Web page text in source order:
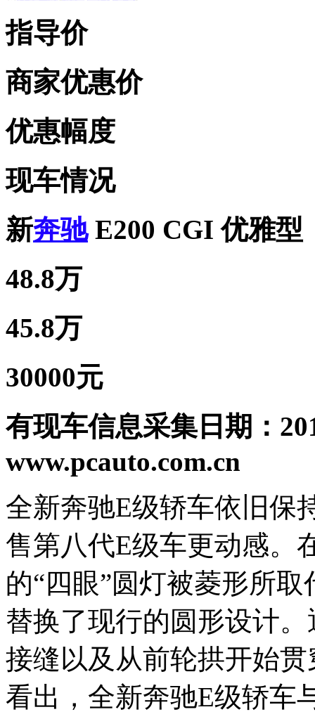
指导价
商家优惠价
优惠幅度
现车情况
新奔驰E200 CGI 优雅型
48.8万
45.8万
30000元
有现车信息采集日期：
www.pcauto.com.cn
全新奔驰E级轿车依旧保
售第八代E级车更动感。
的“四眼”圆灯被菱形所
替换了现行的圆形设计
接缝以及从前轮拱开始
看出，全新奔驰E级轿车